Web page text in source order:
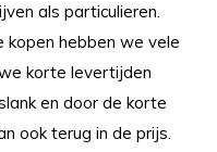
als particulieren.
hebben we vele
korte levertijden
en door de korte
ook terug in de prijs.